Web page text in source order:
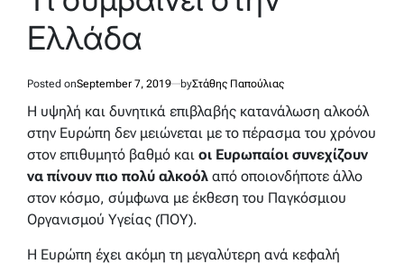
Ελλάδα
Posted onSeptember 7, 2019 byΣτάθης Παπούλιας
Η υψηλή και δυνητικά επιβλαβής κατανάλωση αλκοόλ
στην Ευρώπη δεν μειώνεται με το πέρασμα του χρόνου
στον επιθυμητό βαθμό και οι Ευρωπαίοι συνεχίζουν
να πίνουν πιο πολύ αλκοόλ από οποιονδήποτε άλλο
στον κόσμο, σύμφωνα με έκθεση του Παγκόσμιου
Οργανισμού Υγείας (ΠΟΥ).
Η Ευρώπη έχει ακόμη τη μεγαλύτερη ανά κεφαλή